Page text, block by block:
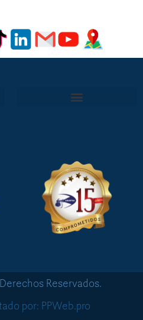
Reservados.
por: PPWeb.pro